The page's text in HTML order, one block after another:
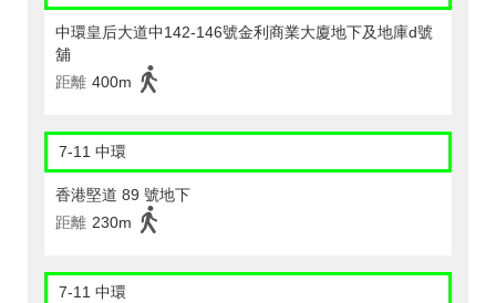
中環皇后大道中142-146號金利商業大廈地下及地庫d號
舖
距離 400m
7-11 中環
香港堅道 89 號地下
距離 230m
7-11 中環